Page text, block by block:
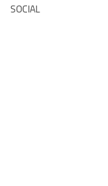
SOCIAL